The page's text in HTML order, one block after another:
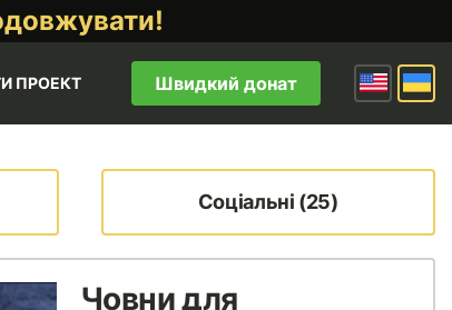
ПРОЕКТ Швидкий донат
Соціальні (25)
Човни для